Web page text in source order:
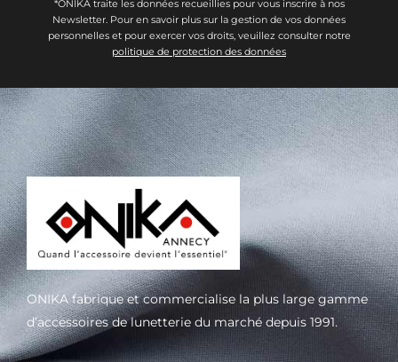
*ONIKA traite les données recueillies pour vous inscrire à nos
Newsletter. Pour en savoir plus sur la gestion de vos données
personnelles et pour exercer vos droits, veuillez consulter notre
politique de protection des données
ONIKA fabrique et commercialise la plus large gamme
d’accessoires de lunetterie du marché depuis 1991.